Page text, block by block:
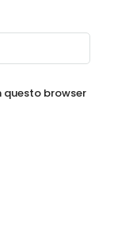
questo browser